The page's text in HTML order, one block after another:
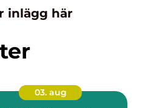
inlägg här
03. aug